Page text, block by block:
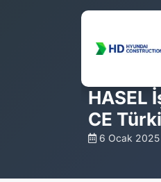
HASEL
CE
6 Ocak 2025